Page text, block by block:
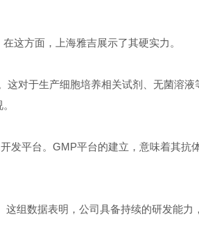
这方面，上海雅吉展示了其硬实力。
对于生产细胞培养相关试剂、无菌溶
发平台。GMP平台的建立，意味着其
组数据表明，公司具备持续的研发能力